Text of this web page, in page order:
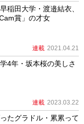
稲田大学・渡邉結衣、
賞」の才女
連載 2021.04.21
4年・坂本桜の美しさ
連載 2023.03.22
たグラドル・累累って